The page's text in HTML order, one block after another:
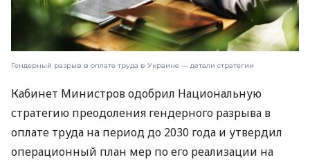
Гендерный разрыв в оплате труда в Украине — детали стратегии
Кабинет Министров одобрил Национальную
стратегию преодоления гендерного разрыва в
оплате труда на период до 2030 года и утвердил
операционный план мер по его реализации на